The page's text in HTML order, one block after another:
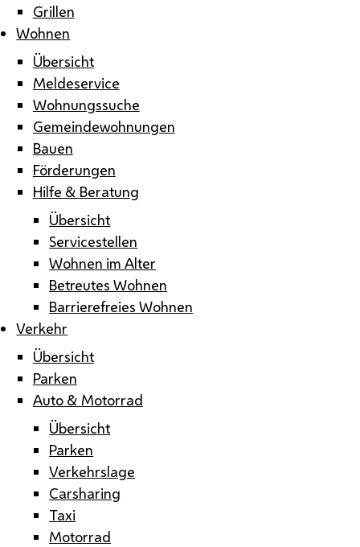
Grillen
Wohnen
Übersicht
Meldeservice
Wohnungssuche
Gemeindewohnungen
Bauen
Förderungen
Hilfe & Beratung
Übersicht
Servicestellen
Wohnen im Alter
Betreutes Wohnen
Barrierefreies Wohnen
Verkehr
Übersicht
Parken
Auto & Motorrad
Übersicht
Parken
Verkehrslage
Carsharing
Taxi
Motorrad